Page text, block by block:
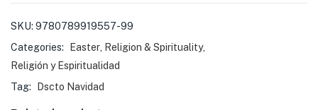
SKU: 9780789919557-99
Categories:
Easter Religion & Spirituality,
Religión y Espiritualidad
Tag:
Dscto Navidad